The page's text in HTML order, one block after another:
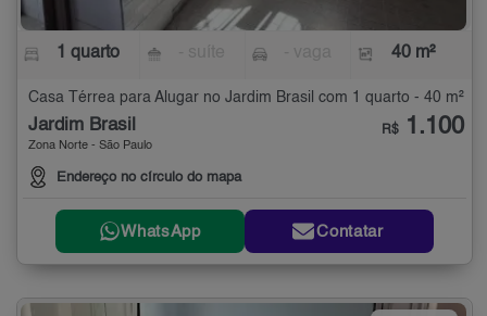
1 quarto 40 m²
Casa Térrea para Alugar no Jardim Brasil com 1 quarto - 40 m²
Jardim Brasil
Zona Norte - São Paulo
Endereço no círculo do mapa
R$ 1.100
WhatsApp Contatar